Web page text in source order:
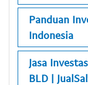
Panduan
Indonesia
Jasa
BLD |